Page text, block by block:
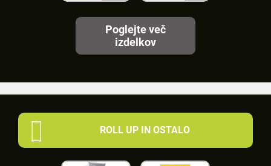
Poglejte več
izdelkov
ROLL UP IN OSTALO